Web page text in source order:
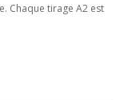
Chaque tirage A2 est